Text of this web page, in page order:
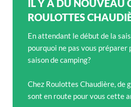
IL Y A DU NOUVEAU
ROULOTTES
En attendant le début de la
pourquoi ne pas vous préparer
saison de camping?
Chez Roulottes Chaudière, de
sont en route pour vous cette